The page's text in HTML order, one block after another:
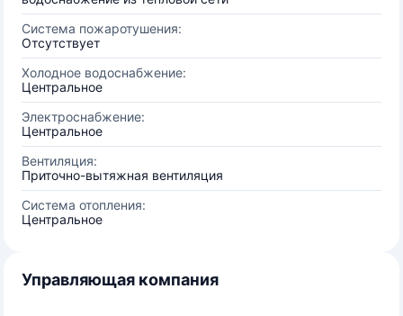
Система пожаротушения:
Отсутствует
Холодное водоснабжение:
Центральное
Электроснабжение:
Центральное
Вентиляция:
Приточно-вытяжная вентиляция
Система отопления:
Центральное
Управляющая компания